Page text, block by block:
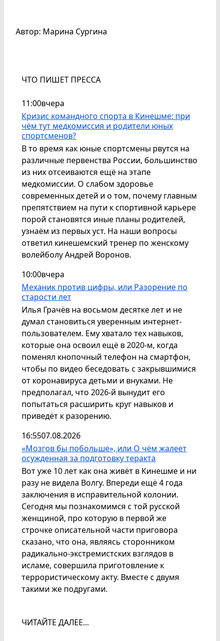
Автор: Марина Сургина
ЧТО ПИШЕТ ПРЕССА
11:00вчера
Кризис командного спорта в Кинешме: при
чём тут медкомиссия и родители юных
спортсменов?
В то время как юные спортсмены рвутся на
различные первенства России, большинство
из них отсеиваются ещё на этапе
медкомиссии. О слабом здоровье
современных детей и о том, почему главным
препятствием на пути к спортивной карьере
порой становятся иные планы родителей,
узнаём из первых уст. На наши вопросы
ответил кинешемский тренер по женскому
волейболу Андрей Воронов.
10:00вчера
Механик против цифры, или Разорение по
старости лет
Илья Грачёв на восьмом десятке лет и не
думал становиться уверенным интернет-
пользователем. Ему хватало тех навыков,
которые она освоил ещё в 2020-м, когда
поменял кнопочный телефон на смартфон,
чтобы по видео беседовать с закрывшимися
от коронавируса детьми и внуками. Не
предполагал, что 2026-й вынудит его
попытаться расширить круг навыков и
приведёт к разорению.
16:5507.08.2026
«Мозгов бы побольше», или О чём жалеет
осужденная за подготовку теракта
Вот уже 10 лет как она живёт в Кинешме и ни
разу не видела Волгу. Впереди ещё 4 года
заключения в исправительной колонии.
Сегодня мы познакомимся с той русской
женщиной, про которую в первой же
строчке описательной части приговора
сказано, что она, являясь сторонником
радикально-экстремистских взглядов в
исламе, совершила приготовление к
террористическому акту. Вместе с двумя
такими же подругами.
ЧИТАЙТЕ ДАЛЕЕ...